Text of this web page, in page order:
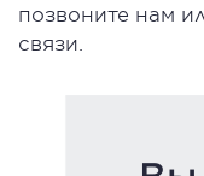
позвоните нам
связи.